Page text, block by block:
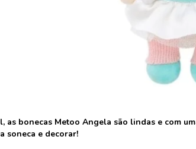
as bonecas Metoo Angela são lindas e com
soneca e decorar!